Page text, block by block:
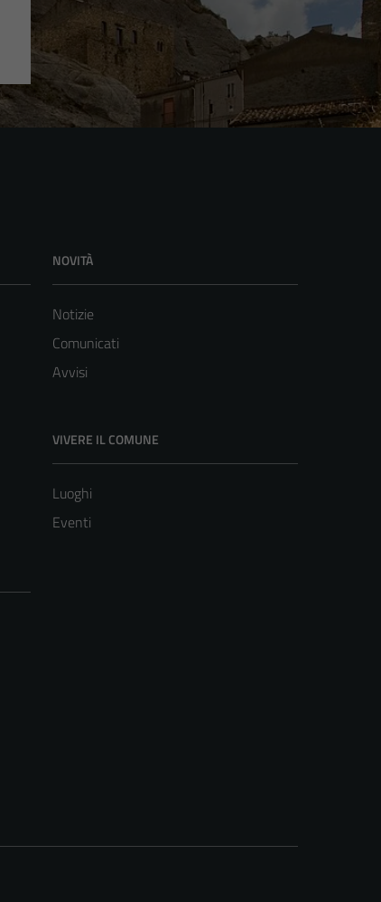
NOVITÀ
Notizie
Comunicati
Avvisi
VIVERE IL COMUNE
Luoghi
Eventi